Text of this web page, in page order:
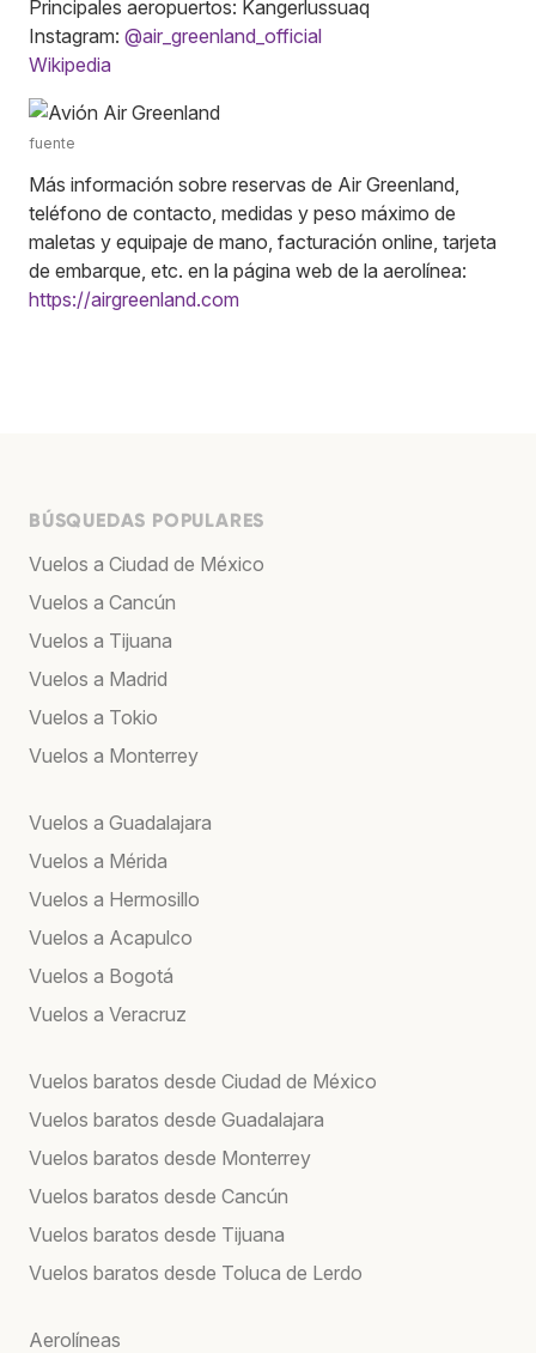
Principales aeropuertos: Kangerlussuaq
Instagram: @air_greenland_official
Wikipedia
fuente
Más información sobre reservas de Air Greenland,
teléfono de contacto, medidas y peso máximo de
maletas y equipaje de mano, facturación online, tarjeta
de embarque, etc. en la página web de la aerolínea:
https://airgreenland.com
BÚSQUEDAS POPULARES
Vuelos a Ciudad de México
Vuelos a Cancún
Vuelos a Tijuana
Vuelos a Madrid
Vuelos a Tokio
Vuelos a Monterrey
Vuelos a Guadalajara
Vuelos a Mérida
Vuelos a Hermosillo
Vuelos a Acapulco
Vuelos a Bogotá
Vuelos a Veracruz
Vuelos baratos desde Ciudad de México
Vuelos baratos desde Guadalajara
Vuelos baratos desde Monterrey
Vuelos baratos desde Cancún
Vuelos baratos desde Tijuana
Vuelos baratos desde Toluca de Lerdo
Aerolíneas